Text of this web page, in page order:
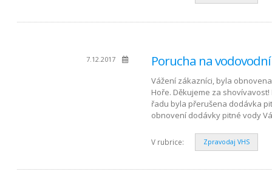
7.12.2017 Porucha na
Vážení zákazníci, byla
Hoře. Děkujeme za
řadu byla přerušena dodávka
obnovení dodávky pitné vody
V rubrice: Zpravodaj VHS